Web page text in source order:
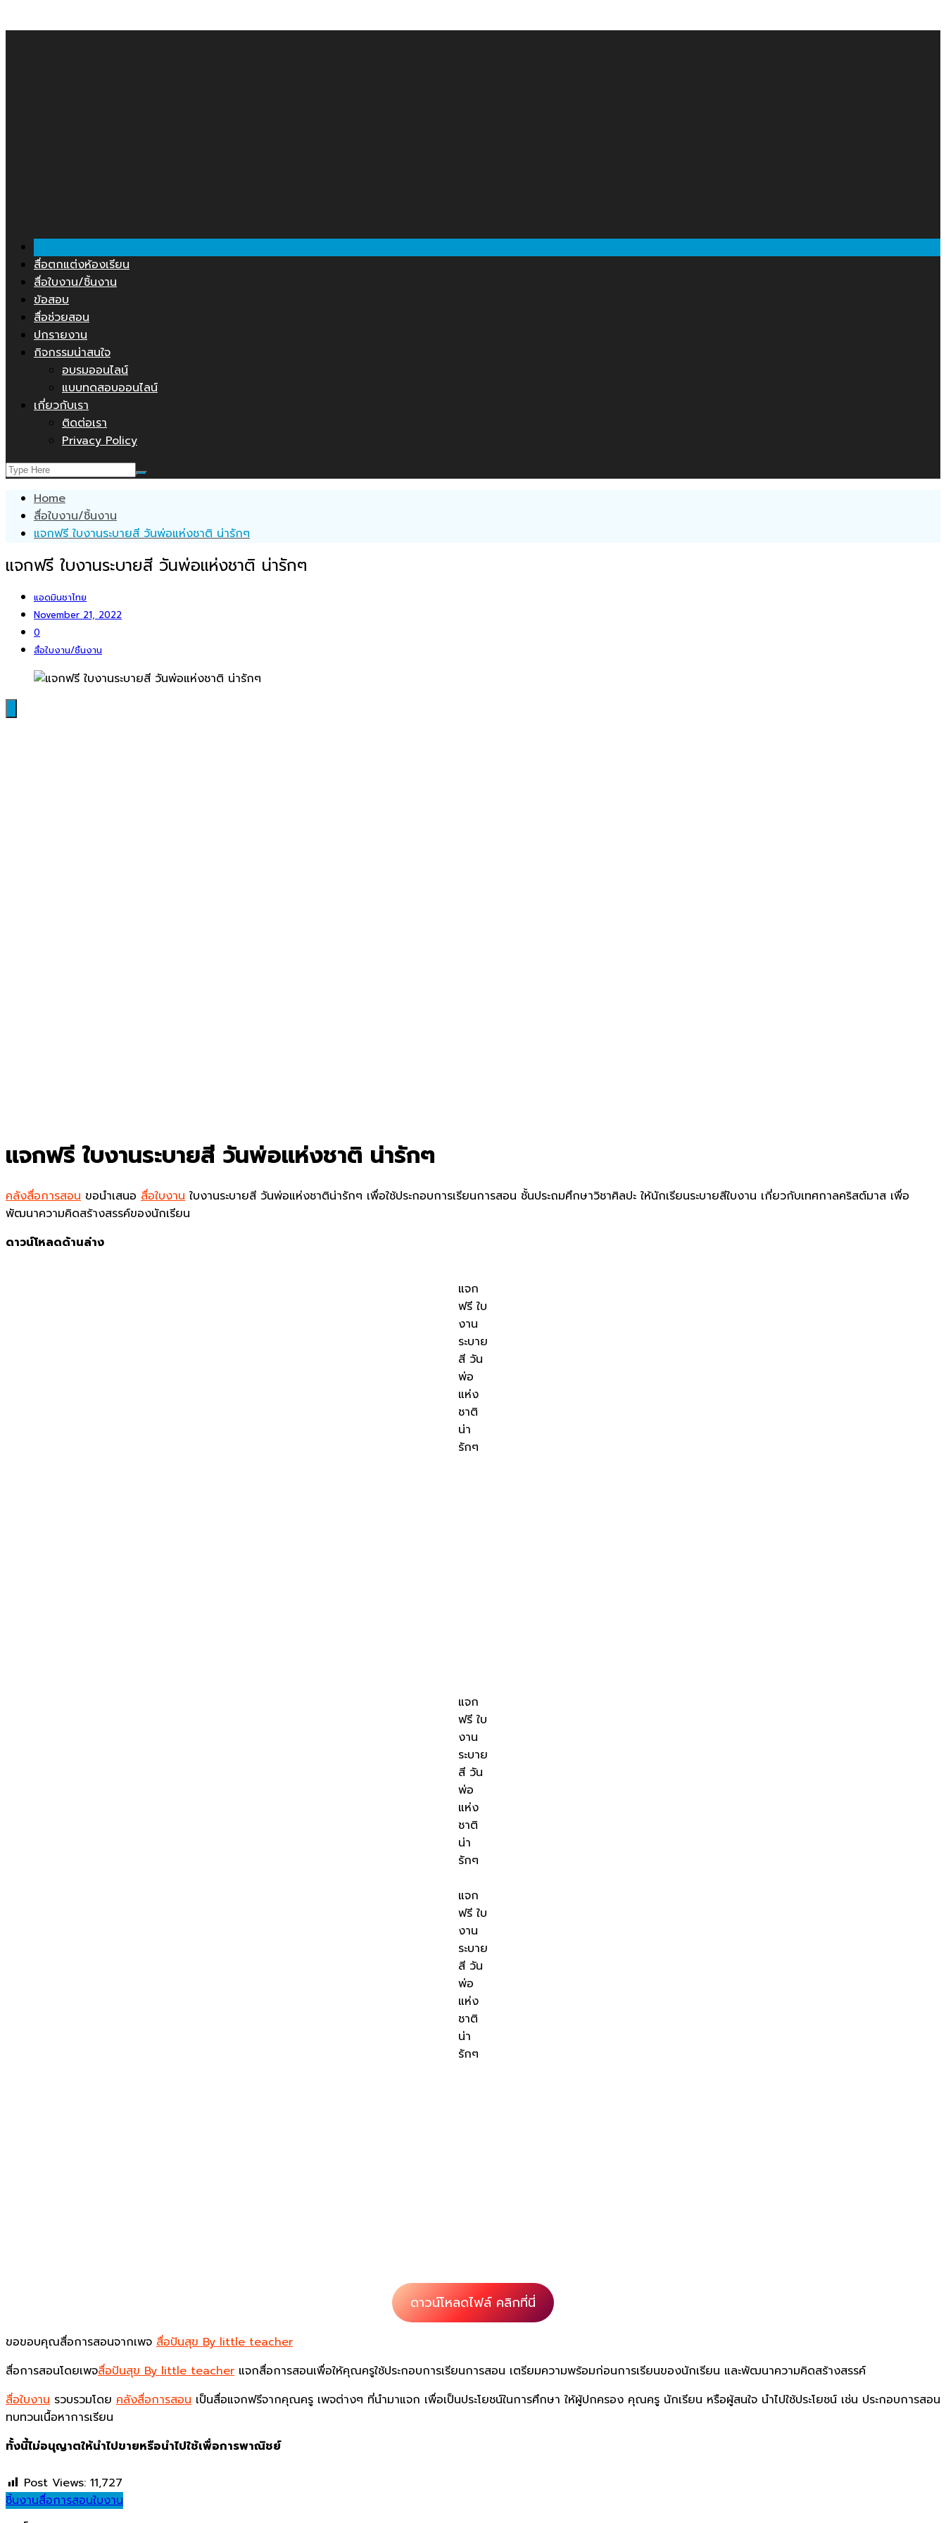
to
สื่อตกแต่งห้องเรียน
สื่อใบงาน/ชิ้นงาน
ข้อสอบ
สื่อช่วยสอน
ปกรายงาน
กิจกรรมน่าสนใจ
อบรมออนไลน์
แบบทดสอบออนไลน์
เกี่ยวกับเรา
ติดต่อเรา
Privacy Policy
Home
สื่อใบงาน/ชิ้นงาน
แจกฟรี ใบงานระบายสี วันพ่อแห่งชาติ น่ารักๆ
แจกฟรี ใบงานระบายสี วันพ่อแห่งชาติ น่ารักๆ
แอดมินชาไทย
November 21, 2022
0
สื่อใบงาน/ชิ้นงาน
แจกฟรี ใบงานระบายสี วันพ่อแห่งชาติ น่ารักๆ
คลังสื่อการสอน ขอนำเสนอ สื่อใบงาน ใบงานระบายสี วันพ่อแห่งชาติน่ารักๆ เพื่อใช้ประกอบการเรียนการสอน ชั้นประถมศึกษาวิชาศิลปะ ให้นักเรียนระบายสีใบงาน เกี่ยวกับเทศกาลคริสต์มาส เพื่อ
พัฒนาความคิดสร้างสรรค์ของนักเรียน
ดาวน์โหลดด้านล่าง
แจก
ฟรี ใบ
งาน
ระบาย
สี วัน
พ่อ
แห่ง
ชาติ
น่า
รักๆ
แจก
ฟรี ใบ
งาน
ระบาย
สี วัน
พ่อ
แห่ง
ชาติ
น่า
รักๆ
แจก
ฟรี ใบ
งาน
ระบาย
สี วัน
พ่อ
แห่ง
ชาติ
น่า
รักๆ
ดาวน์โหลดไฟล์ คลิกที่นี่
ขอขอบคุณสื่อการสอนจากเพจ สื่อปันสุข By little teacher
สื่อการสอนโดยเพจสื่อปันสุข By little teacher แจกสื่อการสอนเพื่อให้คุณครูใช้ประกอบการเรียนการสอน เตรียมความพร้อมก่อนการเรียนของนักเรียน และพัฒนาความคิดสร้างสรรค์
สื่อใบงาน รวบรวมโดย คลังสื่อการสอน เป็นสื่อแจกฟรีจากคุณครู เพจต่างๆ ที่นำมาแจก เพื่อเป็นประโยชน์ในการศึกษา ให้ผู้ปกครอง คุณครู นักเรียน หรือผู้สนใจ นำไปใช้ประโยชน์ เช่น ประกอบการสอน
ทบทวนเนื้อหาการเรียน
ทั้งนี้ไม่อนุญาตให้นำไปขายหรือนำไปใช้เพื่อการพาณิชย์
Post Views: 11,727
ชิ้นงานสื่อการสอนใบงาน